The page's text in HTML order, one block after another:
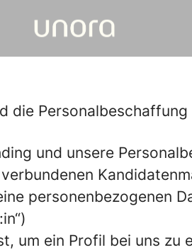
die Personalbeschaffung
und unsere
personenbezogenen
um ein Profil bei uns